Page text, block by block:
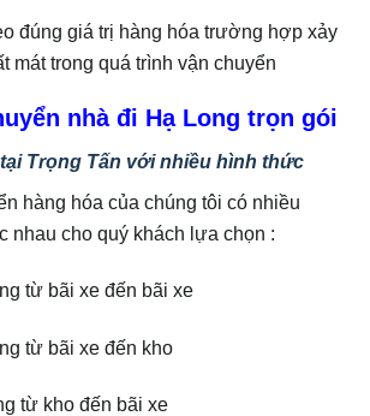
đúng giá trị hàng hóa trường hợp xảy
mát trong quá trình vận chuyển
nhà đi Hạ Long trọn gói
Trọng Tấn với nhiều hình thức
hàng hóa của chúng tôi có nhiều
nhau cho quý khách lựa chọn :
từ bãi xe đến bãi xe
từ bãi xe đến kho
từ kho đến bãi xe